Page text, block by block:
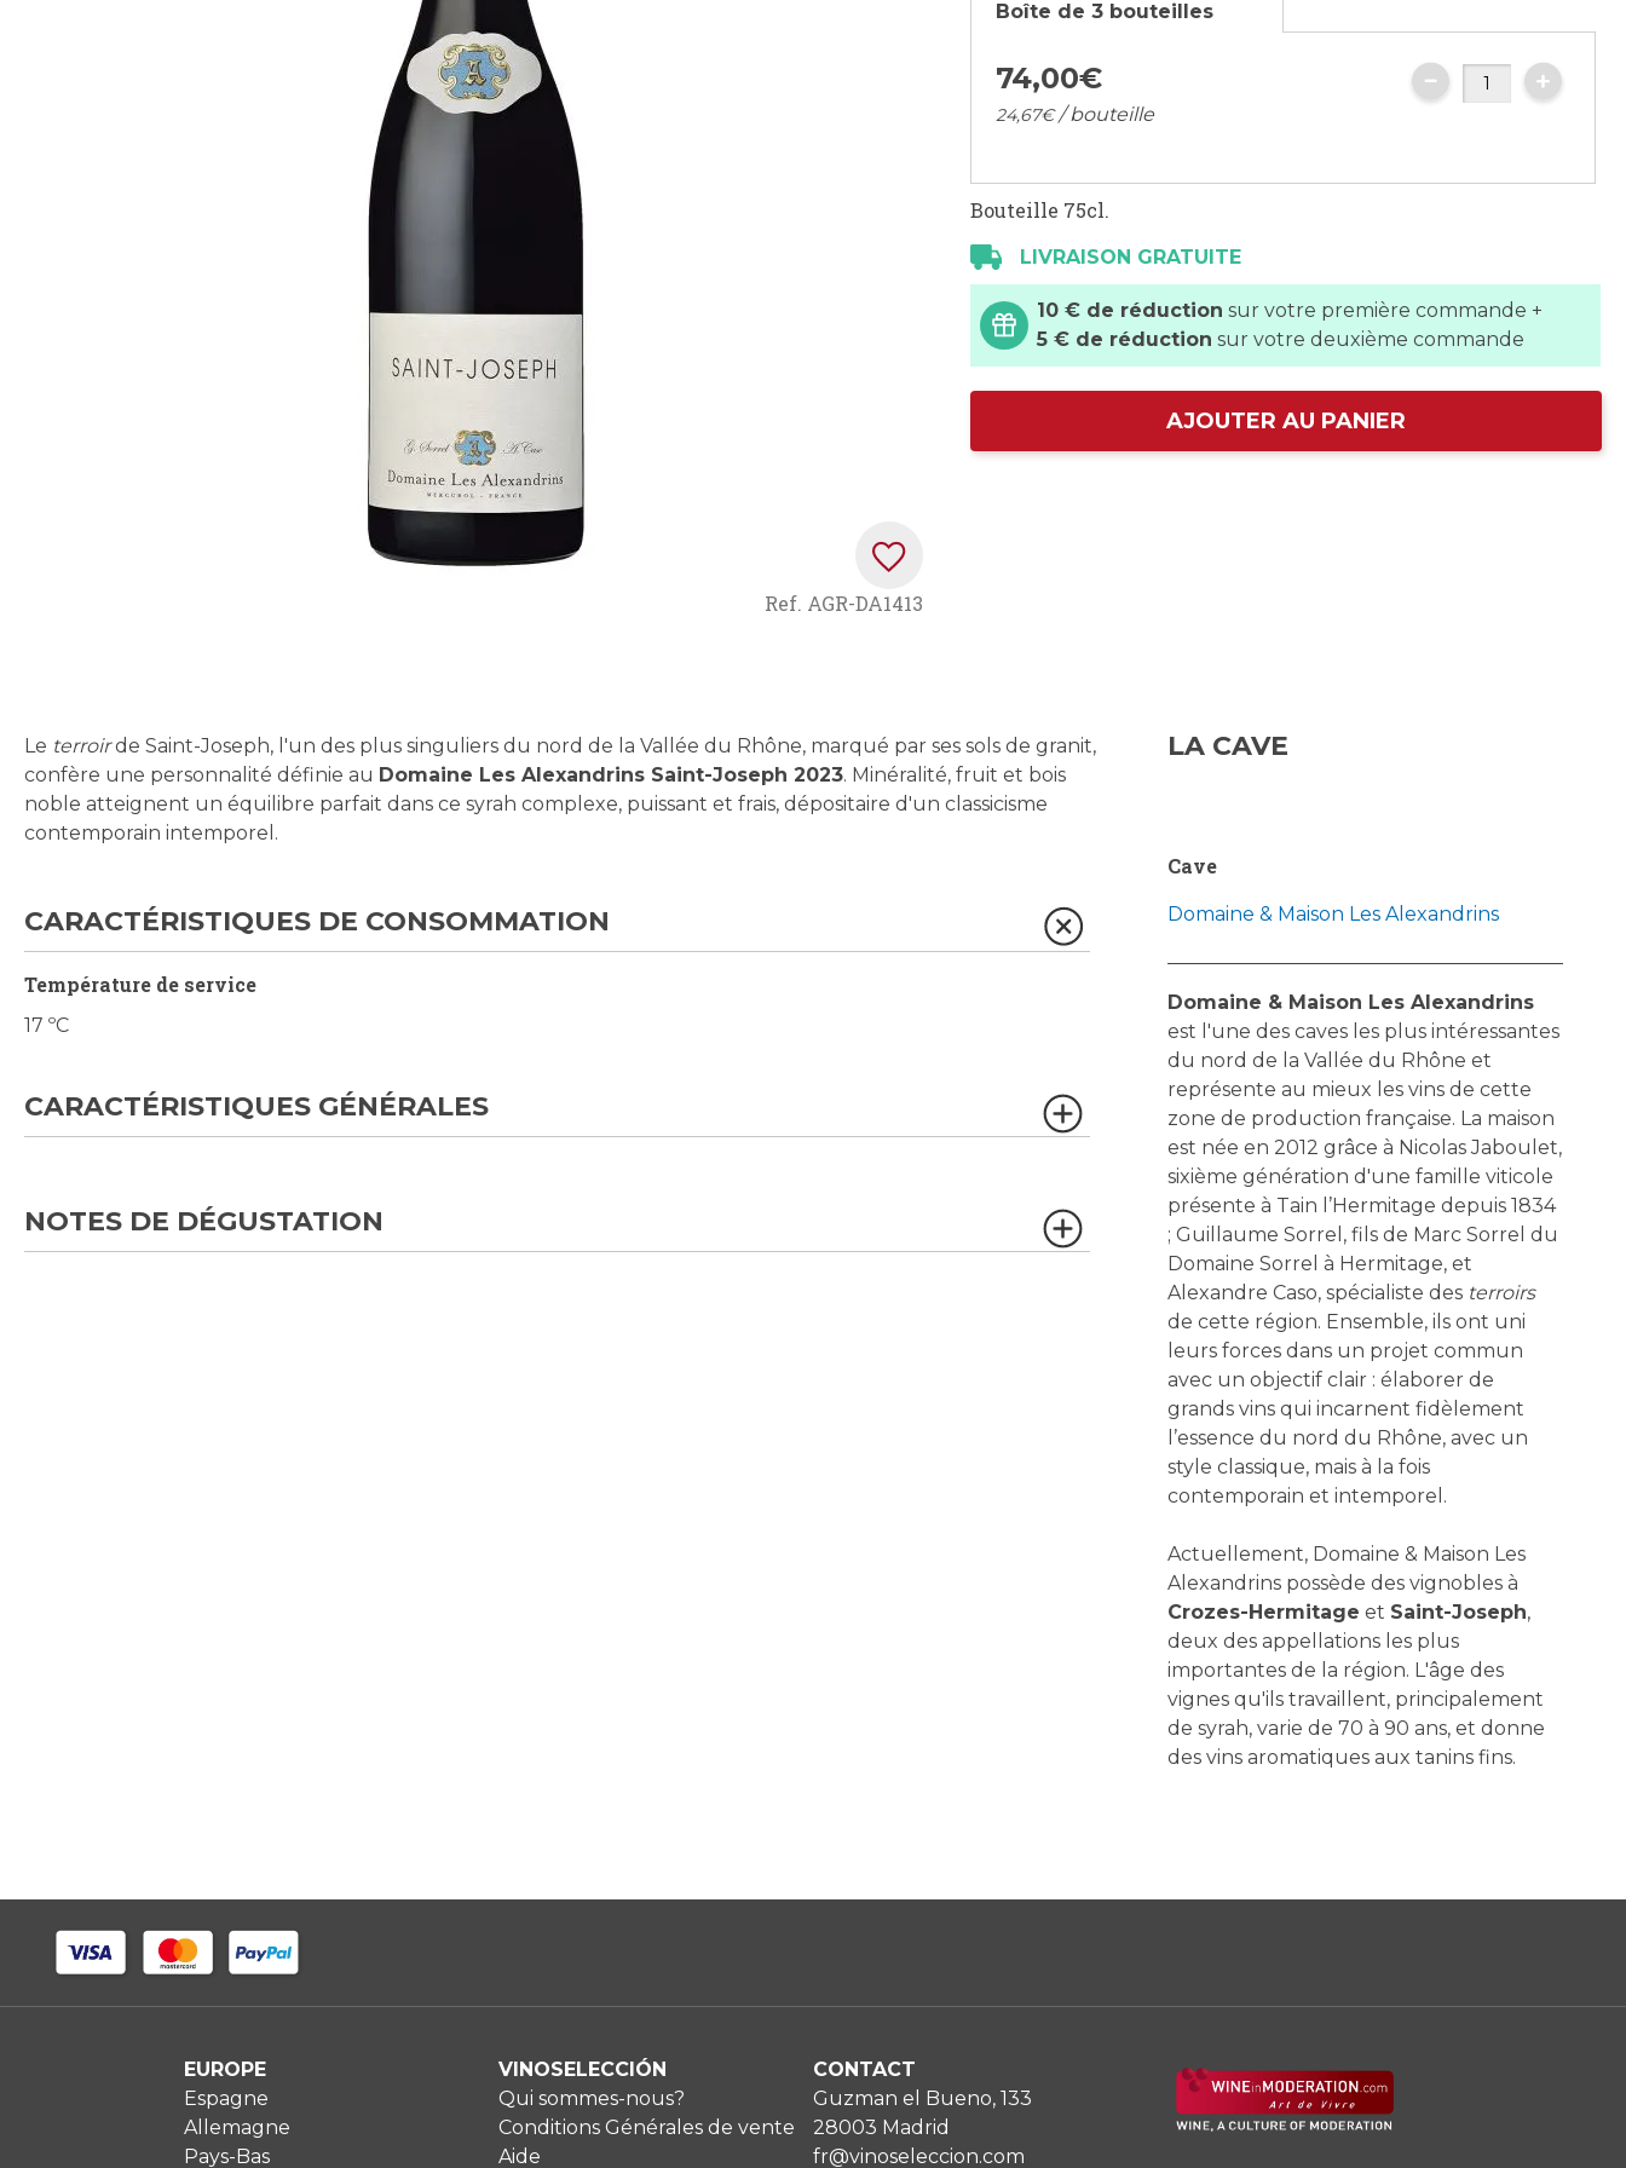
of
the
images
gallery
Ref. AGR-DA1413
Boîte de 3 bouteilles
74,00€
24,67€/ bouteille
Bouteille 75cl.
LIVRAISON GRATUITE
10 € de réduction sur votre première commande +
5 € de réduction sur votre deuxième commande
AJOUTER AU PANIER
Le terroirde Saint-Joseph, l'un des plus singuliers du nord de la Vallée du Rhône, marqué par ses sols de granit,
confère une personnalité définie au Domaine Les Alexandrins Saint-Joseph 2023. Minéralité, fruit et bois
noble atteignent un équilibre parfait dans ce syrah complexe, puissant et frais, dépositaire d'un classicisme
contemporain intemporel.
CARACTÉRISTIQUES DE CONSOMMATION
Température de service
17 ºC
CARACTÉRISTIQUES GÉNÉRALES
NOTES DE DÉGUSTATION
LA CAVE
Cave
Domaine & Maison Les Alexandrins
Domaine & Maison Les Alexandrins
est l'une des caves les plus intéressantes
du nord de la Vallée du Rhône et
représente au mieux les vins de cette
zone de production française. La maison
est née en 2012 grâce à Nicolas Jaboulet,
sixième génération d'une famille viticole
présente à Tain l’Hermitage depuis 1834
; Guillaume Sorrel, fils de Marc Sorrel du
Domaine Sorrel à Hermitage, et
Alexandre Caso, spécialiste des terroirs
de cette région. Ensemble, ils ont uni
leurs forces dans un projet commun
avec un objectif clair : élaborer de
grands vins qui incarnent fidèlement
l’essence du nord du Rhône, avec un
style classique, mais à la fois
contemporain et intemporel.
Actuellement, Domaine & Maison Les
Alexandrins possède des vignobles à
Crozes-Hermitage et Saint-Joseph,
deux des appellations les plus
importantes de la région. L'âge des
vignes qu'ils travaillent, principalement
de syrah, varie de 70 à 90 ans, et donne
des vins aromatiques aux tanins fins.
EUROPE
Espagne
Allemagne
Pays-Bas
VINOSELECCIÓN
Qui sommes-nous?
Conditions Générales de vente
Aide
CONTACT
Guzman el Bueno, 133
28003 Madrid
fr@vinoseleccion.com